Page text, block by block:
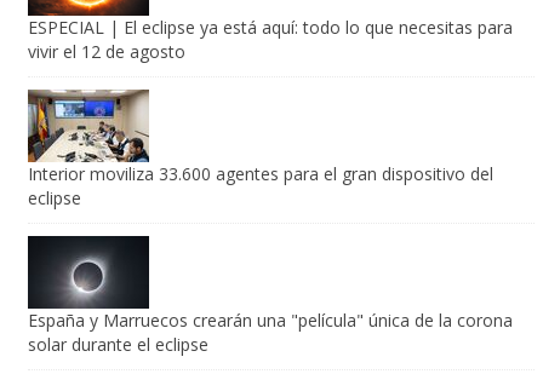
España y Marruecos crearán una "película" única de la corona
solar durante el eclipse
¿Dónde habrá nubes el día del eclipse? AEMET empezará a
responder mañana
Marina Mercante publica la primera guía para ver el eclipse
desde el mar